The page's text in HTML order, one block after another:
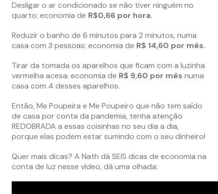
Desligar o ar condicionado se não tiver ninguém no
quarto: economia de R$0,66 por hora.
Reduzir o banho de 6 minutos para 2 minutos, numa
casa com 3 pessoas: economia de R$ 14,60 por mês.
Tirar da tomada os aparelhos que ficam com a luzinha
vermelha acesa: economia de R$ 9,60 por mês numa
casa com 4 desses aparelhos.
Então, Me Poupeira e Me Poupeiro que não tem saído
de casa por conta da pandemia, tenha atenção
REDOBRADA a essas coisinhas no seu dia a dia,
porque elas podem estar sumindo com o seu dinheiro!
Quer mais dicas? A Nath dá SEIS dicas de economia na
conta de luz nesse vídeo, dá uma olhada: